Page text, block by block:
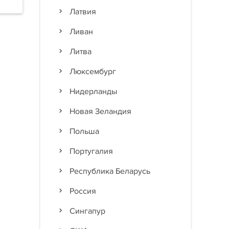
Латвия
Ливан
Литва
Люксембург
Нидерланды
Новая Зеландия
Польша
Португалия
Республика Беларусь
Россия
Сингапур